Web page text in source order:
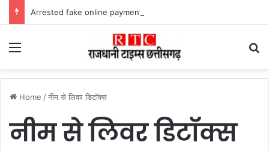
Menu
Home /नीम से लिवर डिटॉक्स
नीम से लिवर डिटॉक्स